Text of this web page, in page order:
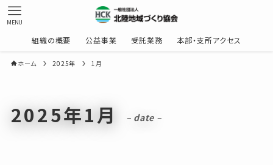
MENU
組織の概要 公益事業 受託業務 本部・支所アクセス
ホーム 2025年 1月
2025年1月 – date –